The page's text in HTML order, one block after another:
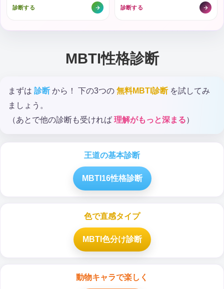
診断する 診断する
MBTI性格診断
まずは 診断 から！ 下の3つの 無料MBTI診断を試してみ
ましょう。
（あとで他の診断も受ければ 理解がもっと深まる）
王道の基本診断
MBTI16性格診断
色で直感タイプ
MBTI色分け診断
動物キャラで楽しく